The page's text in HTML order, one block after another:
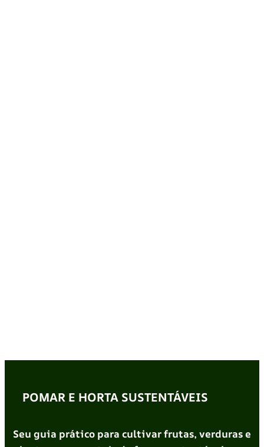
POMAR E HORTA SUSTENTÁVEIS
Seu guia prático para cultivar frutas, verduras e